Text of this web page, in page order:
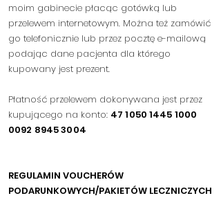
moim gabinecie płacąc gotówką lub
przelewem internetowym. Można też zamówić
go telefonicznie lub przez pocztę e-mailową
podając dane pacjenta dla którego
kupowany jest prezent.
Płatność przelewem dokonywana jest przez
kupującego na konto: 47 1050 1445 1000
0092 8945 3004
REGULAMIN VOUCHERÓW
PODARUNKOWYCH/PAKIETÓW LECZNICZYCH